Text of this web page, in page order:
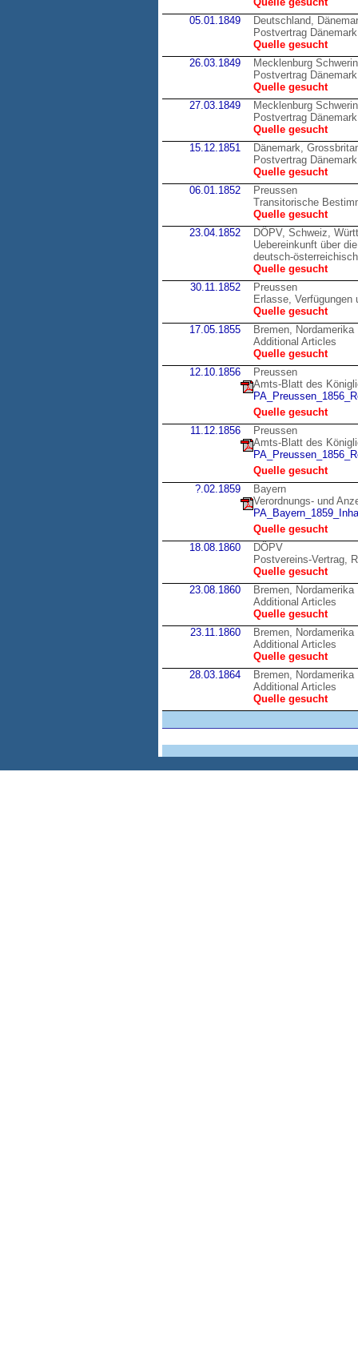
05.01.1849
Deutschland,
Postvertrag
Quelle gesucht
26.03.1849
Mecklenburg
Postvertrag
Quelle gesucht
27.03.1849
Mecklenburg
Postvertrag
Quelle gesucht
15.12.1851
Dänemark,
Postvertrag
Quelle gesucht
06.01.1852
Preussen
Transitorische
Quelle gesucht
23.04.1852
DÖPV, Schweiz,
Uebereinkunft über
deutsch-
Quelle gesucht
30.11.1852
Preussen
Erlasse,
Quelle gesucht
17.05.1855
Bremen, Nordamerika
Additional Articles
Quelle gesucht
12.10.1856
Preussen
Amts-Blatt des
Quelle gesucht
11.12.1856
Preussen
Amts-Blatt des
Quelle gesucht
?.02.1859
Bayern
Verordnungs- und
Quelle gesucht
18.08.1860
DÖPV
Postvereins-Vertrag,
Quelle gesucht
23.08.1860
Bremen, Nordamerika
Additional Articles
Quelle gesucht
23.11.1860
Bremen, Nordamerika
Additional Articles
Quelle gesucht
28.03.1864
Bremen, Nordamerika
Additional Articles
Quelle gesucht